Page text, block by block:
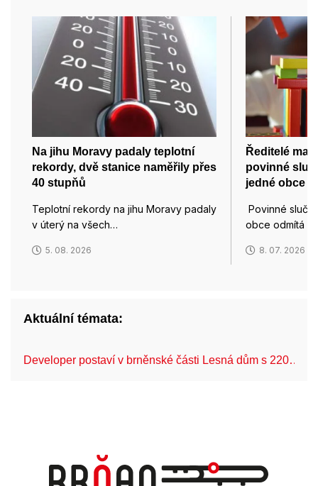
Na jihu Moravy padaly teplotní
rekordy, dvě stanice naměřily přes
40 stupňů
Teplotní rekordy na jihu Moravy padaly
v úterý na všech…
5. 08. 2026
Ředitelé
povinné
jedné obce
Povinné
obce odmítá
8. 07. 2026
Aktuální témata:
Developer postaví v brněnské části Lesná dům s 220…